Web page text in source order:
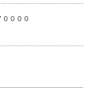
００００